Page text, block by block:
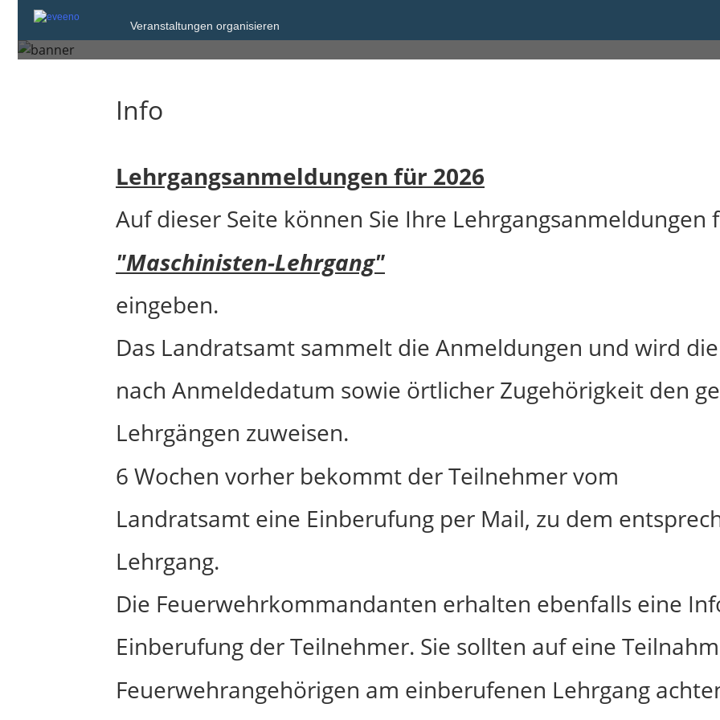
Veranstaltungen organisieren
Maschinisten 2026
Info
Lehrgangsanmeldungen für 2026
Auf dieser Seite können Sie Ihre Lehrgangsanmeldungen
"Maschinisten-Lehrgang"
eingeben.
Das Landratsamt sammelt die Anmeldungen und wird
nach Anmeldedatum sowie örtlicher Zugehörigkeit den
Lehrgängen zuweisen.
6 Wochen vorher bekommt der Teilnehmer vom
Landratsamt eine Einberufung per Mail, zu dem
Lehrgang.
Die Feuerwehrkommandanten erhalten ebenfalls eine
Einberufung der Teilnehmer. Sie sollten auf eine
Feuerwehrangehörigen am einberufenen Lehrgang